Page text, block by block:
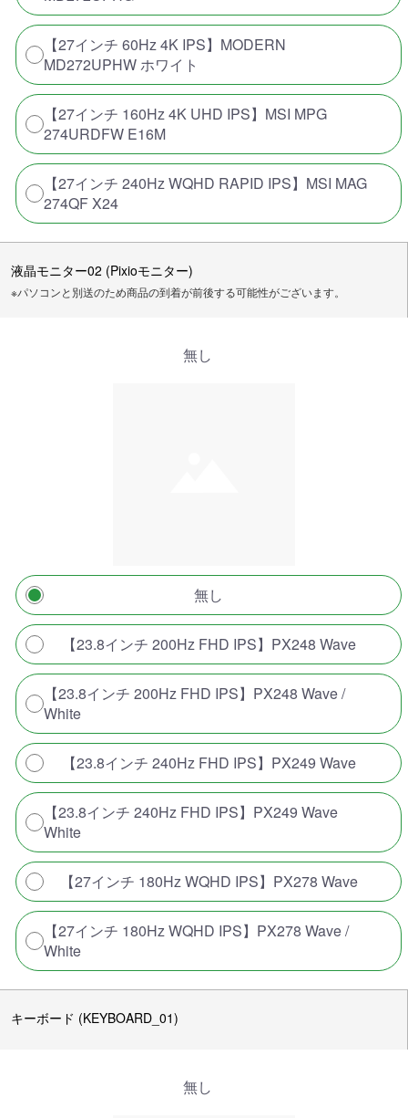
【27インチ 60Hz 4K IPS】MODERN
MD272UPHW ホワイト
【27インチ 160Hz 4K UHD IPS】MSI MPG
274URDFW E16M
【27インチ 240Hz WQHD RAPID IPS】MSI MAG
274QF X24
液晶モニター02 (Pixioモニター)
※パソコンと別送のため商品の到着が前後する可能性がございます。
無し
無し
【23.8インチ 200Hz FHD IPS】PX248 Wave
【23.8インチ 200Hz FHD IPS】PX248 Wave /
White
【23.8インチ 240Hz FHD IPS】PX249 Wave
【23.8インチ 240Hz FHD IPS】PX249 Wave
White
【27インチ 180Hz WQHD IPS】PX278 Wave
【27インチ 180Hz WQHD IPS】PX278 Wave /
White
キーボード (KEYBOARD_01)
無し